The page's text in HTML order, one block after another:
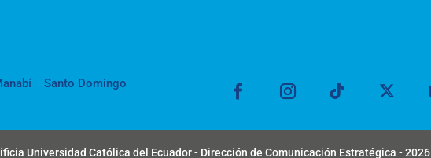
Santo Domingo
Universidad Católica del Ecuador - Dirección de Comunicación Estratégica - 2026